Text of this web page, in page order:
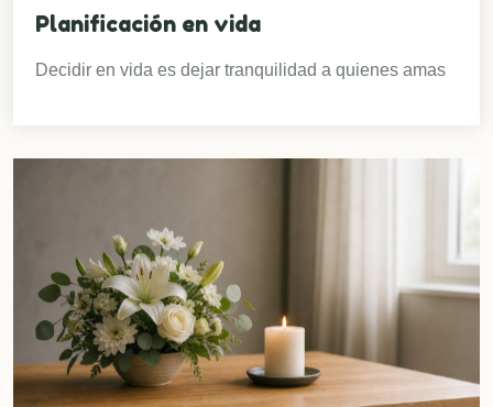
Planificación en vida
Decidir en vida es dejar tranquilidad a quienes amas